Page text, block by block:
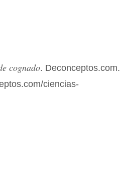
cognado. Deconceptos.com.
ciencias-